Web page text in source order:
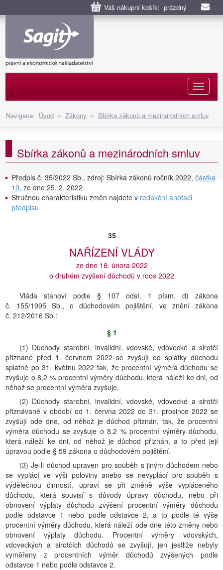
Váš nákupní košík: prázdný
Navigace: Úvod » Zákony » Sbírka zákonů a mezinárodních smluv
Sbírka zákonů a mezinárodních smluv
Předpis č. 35/2022 Sb., zdroj: Sbírka zákonů ročník 2022, částka
19, ze dne 25. 2. 2022
Stručnou charakteristiku změn najdete v redakční anotaci
předpisu
35
NAŘÍZENÍ VLÁDY
ze dne 16. února 2022
o druhém zvýšení důchodů v roce 2022
Vláda stanoví podle § 107 odst. 1 písm. d) zákona
č. 155/1995 Sb., o důchodovém pojištění, ve znění zákona
č. 212/2016 Sb.:
§ 1
(1) Důchody starobní, invalidní, vdovské, vdovecké a sirotčí
přiznané před 1. červnem 2022 se zvyšují od splátky důchodu
splatné po 31. květnu 2022 tak, že procentní výměra důchodu se
zvyšuje o 8,2 % procentní výměry důchodu, která náleží ke dni, od
něhož se procentní výměra zvyšuje.
(2) Důchody starobní, invalidní, vdovské, vdovecké a sirotčí
přiznávané v období od 1. června 2022 do 31. prosince 2022 se
zvyšují ode dne, od něhož je důchod přiznán, tak, že procentní
výměra důchodu se zvyšuje o 8,2 % procentní výměry důchodu,
která náleží ke dni, od něhož je důchod přiznán, a to před její
úpravou podle § 59 zákona o důchodovém pojištění.
(3) Je-li důchod upraven pro souběh s jiným důchodem nebo
se vyplácí ve výši poloviny anebo se nevyplácí pro souběh s
výdělečnou činností, upraví se při změně výše vypláceného
důchodu, která souvisí s důvody úpravy důchodu, nebo při
obnovení výplaty důchodu zvýšení procentní výměry důchodu
podle odstavce 1 nebo podle odstavce 2, a to podle té výše
procentní výměry důchodu, která náleží ode dne této změny nebo
obnovení výplaty důchodu. Procentní výměry vdovských,
vdoveckých a sirotčích důchodů se zvyšují, jen jestliže nebyly
vyměřeny z procentních výměr důchodů zvýšených podle
odstavce 1 nebo podle odstavce 2.